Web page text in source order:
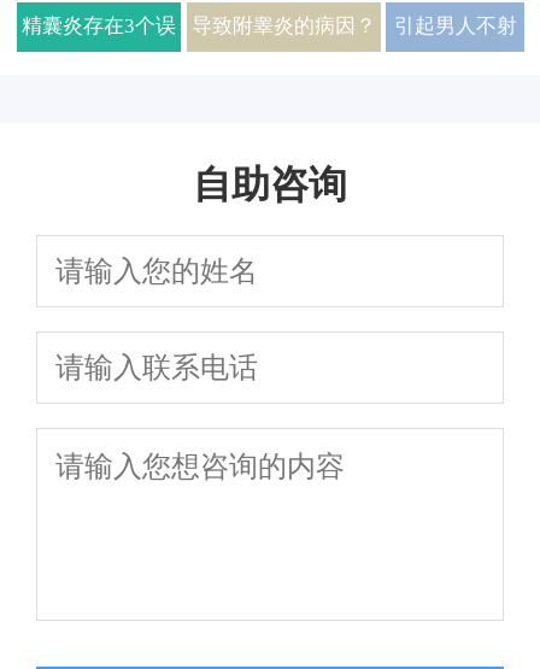
区要避
痿呢？ 件事
日常6方法缓解疼 起严重危害 还如 有什么症状？
精囊炎存在3个误 导致附睾炎的病因？ 引起男人不射
自助咨询